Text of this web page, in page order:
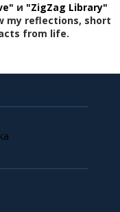
и "ZigZag Library"
my reflections, short
from life.